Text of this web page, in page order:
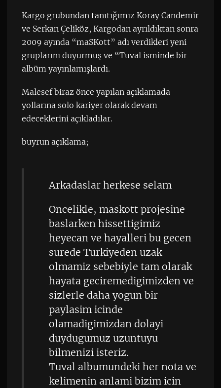
Kargo grubundan tanıtığımız Koray Candemir
ve Serkan Çeliköz, Kargodan ayrıldıktan sonra
2009 ayında “maSKott” adı verdikleri yeni
gruplarını duyurmuş ve “Tuval isminde bir
albüm yayınlamışlardı.
Malesef biraz önce yapılan açıklamada
yollarına solo kariyer olarak devam
edeceklerini açıkladılar.
buyrun açıklama;
Arkadaslar herkese selam
Oncelikle, maskott projesine
baslarken hissettigimiz
heyecan ve hayalleri bu gecen
surede Turkiyeden uzak
olmamiz sebebiyle tam olarak
hayata geciremedigimizden ve
sizlerle daha yogun bir
paylasim icinde
olamadigimizdan dolayi
duydugumuz uzuntuyu
bilmenizi isteriz.
Tuval albumundeki her nota ve
kelimenin anlami bizim icin